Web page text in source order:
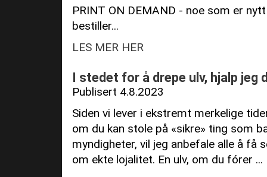
PRINT ON DEMAND - noe som er
bestiller...
LES MER HER
I stedet for å drepe ulv, hjalp jeg
Publisert 4.8.2023
Siden vi lever i ekstremt merkelige
om du kan stole på «sikre» ting som
myndigheter, vil jeg anbefale alle å få
om ekte lojalitet. En ulv, om du fórer ...